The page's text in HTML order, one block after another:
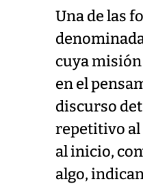
Una de las
cuya
en el
discurso
repetitivo al
al inicio,
algo,